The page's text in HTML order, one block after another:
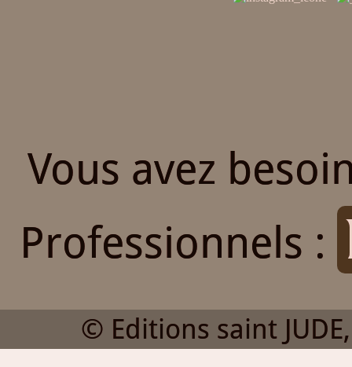
Vous avez
Professionnels :
© Editions saint